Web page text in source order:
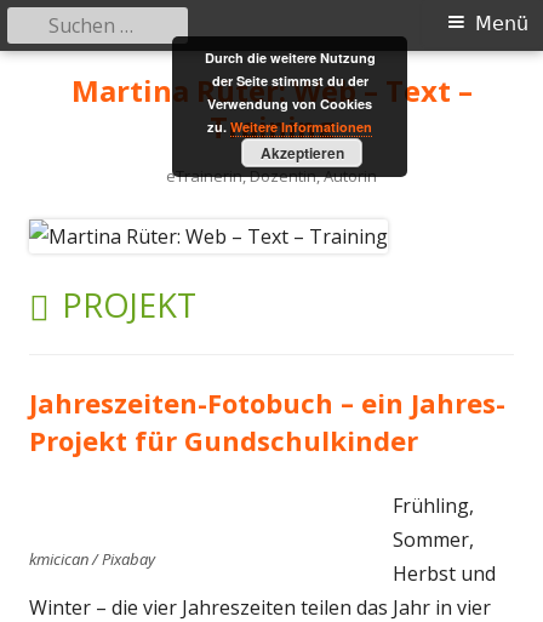
Martina Rüter: Web – Text –
Training
eTrainerin, Dozentin, Autorin
Primäres
Menü
Menü
Suchen
nach:
SCHLAGWORT:
PROJEKT
Jahreszeiten-Fotobuch – ein Jahres-
Projekt für Gundschulkinder
kmicican / Pixabay
Frühling,
Sommer,
Herbst und
Winter – die vier Jahreszeiten teilen das Jahr in vier
Durch die weitere Nutzung
der Seite stimmst du der
Verwendung von Cookies
zu. Weitere Informationen
Akzeptieren